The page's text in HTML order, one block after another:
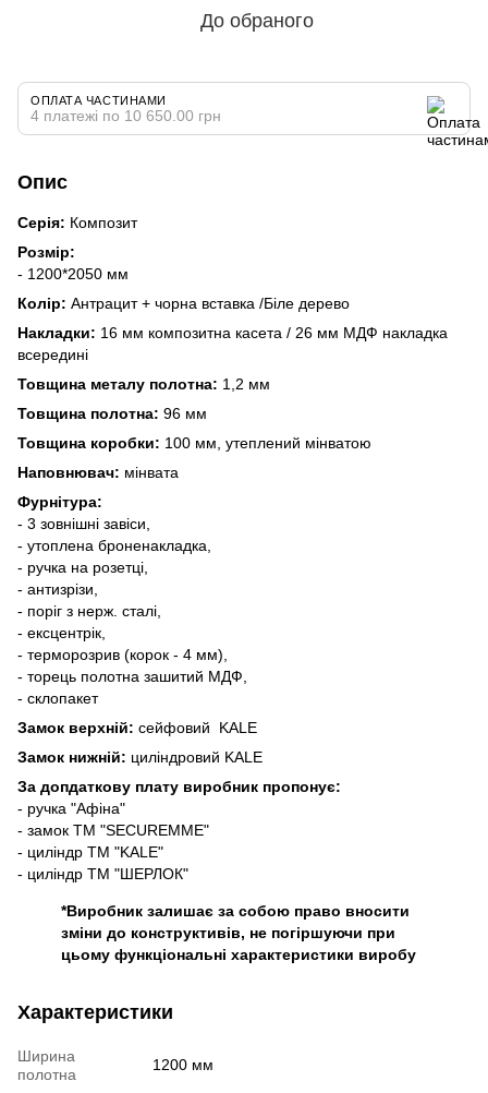
До обраного
ОПЛАТА ЧАСТИНАМИ
4 платежі по 10 650.00 грн
Опис
Серія: Композит
Розмір:
- 1200*2050 мм
Колір: Антрацит + чорна вставка /Біле дерево
Накладки: 16 мм композитна касета / 26 мм МДФ накладка
всередині
Товщина металу полотна: 1,2 мм
Товщина полотна: 96 мм
Товщина коробки: 100 мм, утеплений мінватою
Наповнювач: мінвата
Фурнітура:
- 3 зовнішні завіси,
- утоплена броненакладка,
- ручка на розетці,
- антизрізи,
- поріг з нерж. сталі,
- ексцентрік,
- терморозрив (корок - 4 мм),
- торець полотна зашитий МДФ,
- склопакет
Замок верхній: сейфовий KALE
Замок нижній: циліндровий KALE
За допдаткову плату виробник пропонує:
- ручка "Афіна"
- замок ТМ "SECUREMME"
- циліндр ТМ "KALE"
- циліндр ТМ "ШЕРЛОК"
*Виробник залишає за собою право вносити
зміни до конструктивів, не погіршуючи при
цьому функціональні характеристики виробу
Характеристики
Ширина
полотна
1200 мм